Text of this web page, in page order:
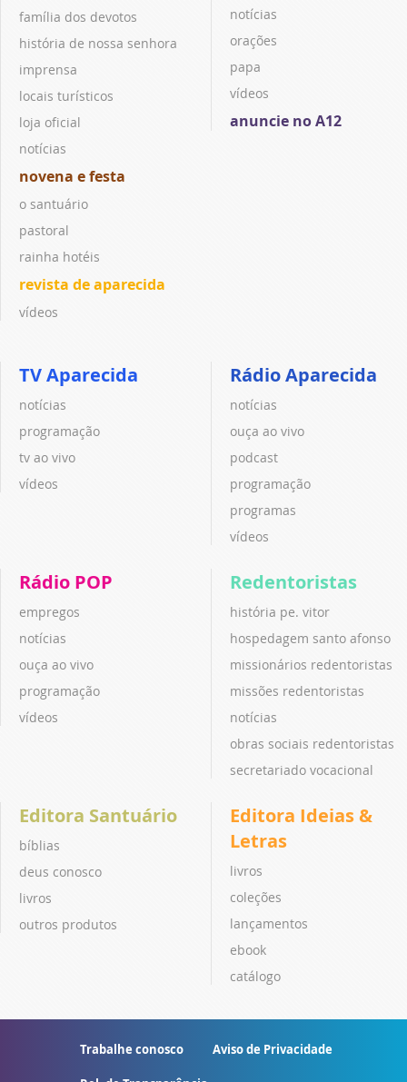
família dos devotos
história de nossa senhora
imprensa
locais turísticos
loja oficial
notícias
novena e festa
o santuário
pastoral
rainha hotéis
revista de aparecida
vídeos
notícias
orações
papa
vídeos
anuncie no A12
TV Aparecida
notícias
programação
tv ao vivo
vídeos
Rádio Aparecida
notícias
ouça ao vivo
podcast
programação
programas
vídeos
Rádio POP
empregos
notícias
ouça ao vivo
programação
vídeos
Redentoristas
história pe. vitor
hospedagem santo afonso
missionários redentoristas
missões redentoristas
notícias
obras sociais redentoristas
secretariado vocacional
Editora Santuário
bíblias
deus conosco
livros
outros produtos
Editora Ideias &
Letras
livros
coleções
lançamentos
ebook
catálogo
Trabalhe conosco Aviso de Privacidade